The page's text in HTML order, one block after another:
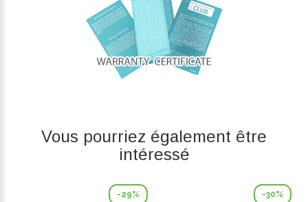
Vous pourriez également être
intéressé
-29% -30%